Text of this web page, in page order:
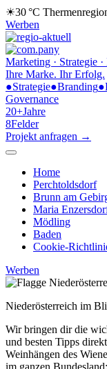
☀30 °C
Werben
Marketing · Strategie
Ihre Marke. Ihr Erfolg.
●Strategie●Branding●
Governance
20+Jahre
8Felder
Projekt anfragen →
Home
Perchtoldsdorf
Brunn am
Maria
Mödling
Baden
Cookie-
Werben
Niederösterreich im
Wir bringen dir die
und besten Tipps
Weinhängen des
im ganzen